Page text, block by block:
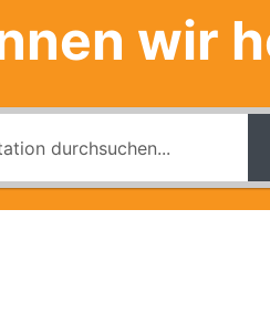
wir